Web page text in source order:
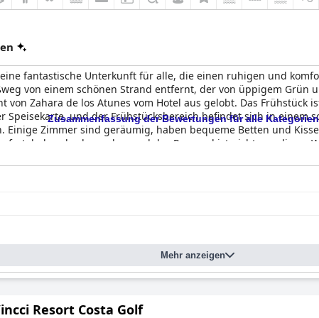
fantastische Unterkunft für alle, die einen ruhigen und
von einem schönen Strand entfernt, der von üppigem Grün
von Zahara de los Atunes vom Hotel aus gelobt. Das Frühstück
und der Frühstücksbereich befindet sich in einem
Zimmer sind geräumig, haben bequeme Betten und
und sehr sauber und das Personal ist nicht von dieser
Pools, luxuriösen balinesischen Betten, Sonnenliegen
Hotel verfügt über einen Innen- und einen Außenparkplatz mit
Speisekarte, die hohen Preise und die geringe Qualität des
Anlagen, professionellem und zuvorkommendem Personal und
Zusammenfassung der Bewertungen für alle
Mehr anzeigen
Resort Costa Golf